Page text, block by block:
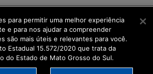
para permitir uma melhor experiência
e para nos ajudar a compreender
são mais úteis e relevantes para você.
Estadual 15.572/2020 que trata da
do Estado de Mato Grosso do Sul.